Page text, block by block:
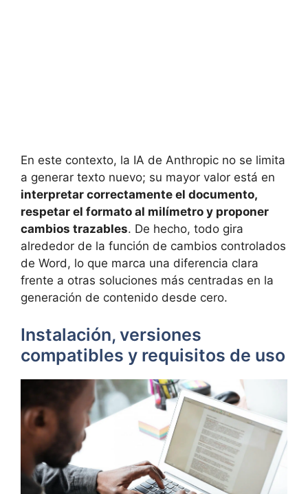
En este contexto, la IA de Anthropic no se limita
a generar texto nuevo; su mayor valor está en
interpretar correctamente el documento,
respetar el formato al milímetro y proponer
cambios trazables. De hecho, todo gira
alrededor de la función de cambios controlados
de Word, lo que marca una diferencia clara
frente a otras soluciones más centradas en la
generación de contenido desde cero.
Instalación, versiones
compatibles y requisitos de uso